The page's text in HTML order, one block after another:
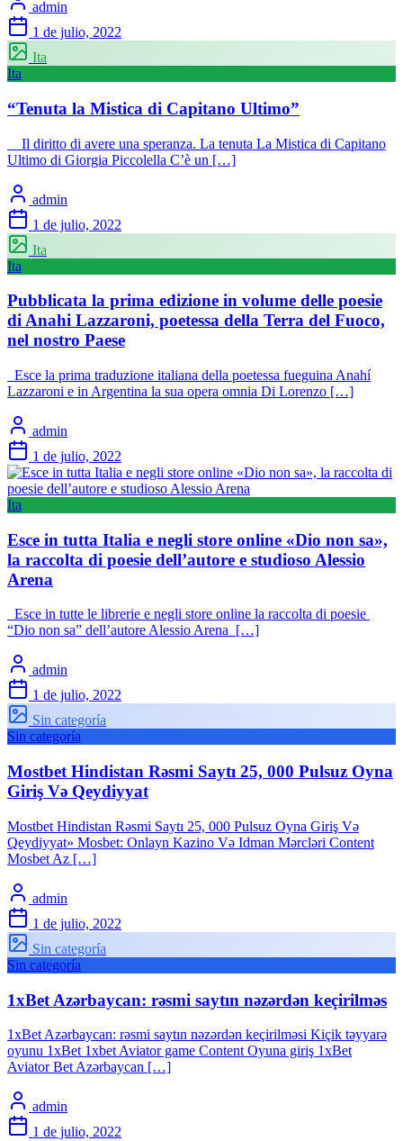
admin
1 de julio, 2022
Ita
Ita
“Tenuta la Mistica di Capitano Ultimo”
Il diritto di avere una speranza. La tenuta La Mistica di Capitano
Ultimo di Giorgia Piccolella C’è un […]
admin
1 de julio, 2022
Ita
Ita
Pubblicata la prima edizione in volume delle poesie
di Anahi Lazzaroni, poetessa della Terra del Fuoco,
nel nostro Paese
Esce la prima traduzione italiana della poetessa fueguina Anahí
Lazzaroni e in Argentina la sua opera omnia Di Lorenzo […]
admin
1 de julio, 2022
Ita
Esce in tutta Italia e negli store online «Dio non sa»,
la raccolta di poesie dell’autore e studioso Alessio
Arena
Esce in tutte le librerie e negli store online la raccolta di poesie
“Dio non sa” dell’autore Alessio Arena […]
admin
1 de julio, 2022
Sin categoría
Sin categoría
Mostbet Hindistan Rəsmi Saytı 25, 000 Pulsuz Oyna
Giriş Və Qeydiyyat
Mostbet Hindistan Rəsmi Saytı 25, 000 Pulsuz Oyna Giriş Və
Qeydiyyat» Mosbet: Onlayn Kazino Və Idman Mərcləri Content
Mosbet Az […]
admin
1 de julio, 2022
Sin categoría
Sin categoría
1xBet Azərbaycan: rəsmi saytın nəzərdən keçirilməs
1xBet Azərbaycan: rəsmi saytın nəzərdən keçirilməsi Kiçik təyyarə
oyunu 1xBet 1xbet Aviator game Content Oyuna giriş 1xBet
Aviator Bet Azərbaycan […]
admin
1 de julio, 2022